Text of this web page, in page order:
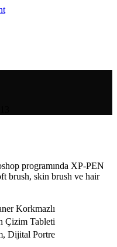
programında XP-PEN
brush, skin brush ve hair
Korkmazlı
Çizim Tableti
Dijital Portre